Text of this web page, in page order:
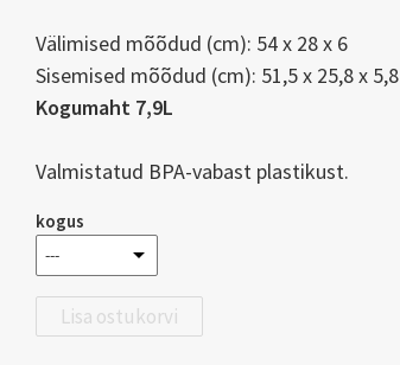
Välimised mõõdud (cm): 54 x 28 x 6
Sisemised mõõdud (cm): 51,5 x 25,8 x 5,8
Kogumaht 7,9L
Valmistatud BPA-vabast plastikust.
kogus
Lisa ostukorvi